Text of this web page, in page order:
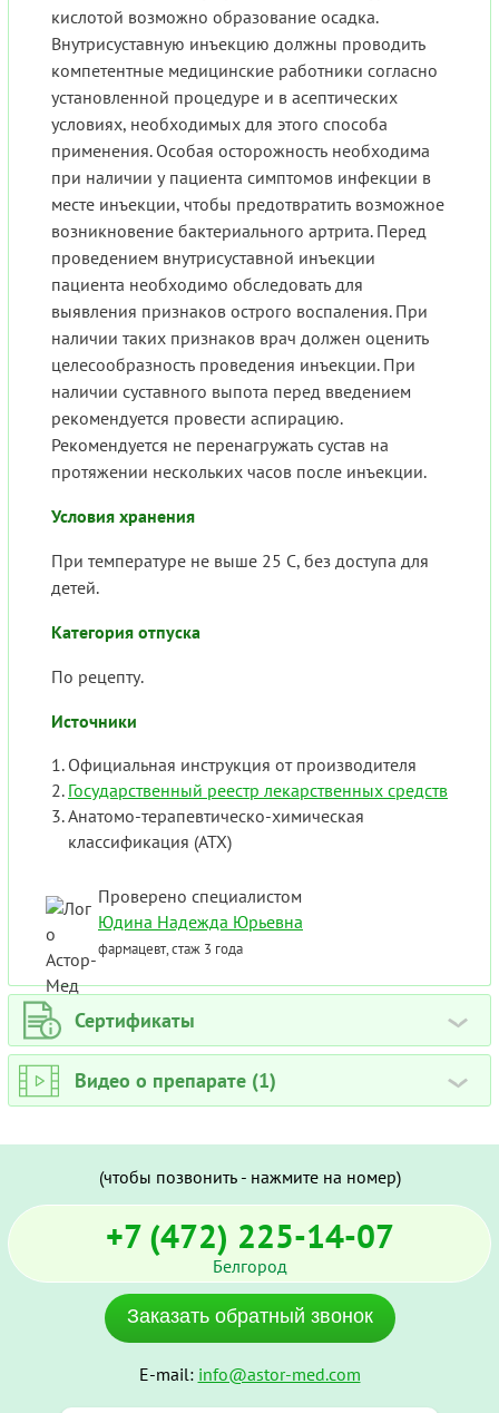
кислотой возможно образование осадка.
Внутрисуставную инъекцию должны проводить
компетентные медицинские работники согласно
установленной процедуре и в асептических
условиях, необходимых для этого способа
применения. Особая осторожность необходима
при наличии у пациента симптомов инфекции в
месте инъекции, чтобы предотвратить возможное
возникновение бактериального артрита. Перед
проведением внутрисуставной инъекции
пациента необходимо обследовать для
выявления признаков острого воспаления. При
наличии таких признаков врач должен оценить
целесообразность проведения инъекции. При
наличии суставного выпота перед введением
рекомендуется провести аспирацию.
Рекомендуется не перенагружать сустав на
протяжении нескольких часов после инъекции.
Условия хранения
При температуре не выше 25 С, без доступа для
детей.
Категория отпуска
По рецепту.
Источники
Официальная инструкция от производителя
Государственный реестр лекарственных средств
Анатомо-терапевтическо-химическая
классификация (ATX)
Проверено специалистом
Юдина Надежда Юрьевна
фармацевт, стаж 3 года
Сертификаты ›
Видео о препарате (1) ›
(чтобы позвонить - нажмите на номер)
+7 (472) 225-14-07
Белгород
Заказать обратный звонок
E-mail: info@astor-med.com